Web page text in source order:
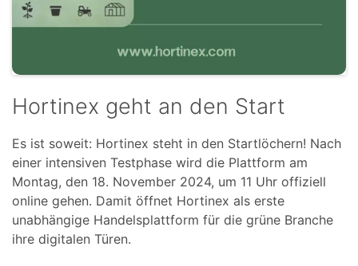
Hortinex geht an den Start
Es ist soweit: Hortinex steht in den Startlöchern! Nach
einer intensiven Testphase wird die Plattform am
Montag, den 18. November 2024, um 11 Uhr offiziell
online gehen. Damit öffnet Hortinex als erste
unabhängige Handelsplattform für die grüne Branche
ihre digitalen Türen.